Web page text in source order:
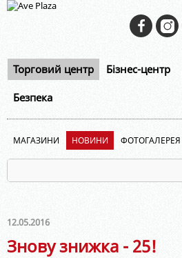
Торговий центр Бізнес-центр
Безпека
МАГАЗИНИ НОВИНИ ФОТОГАЛЕРЕЯ
12.05.2016
Знову знижка - 25!